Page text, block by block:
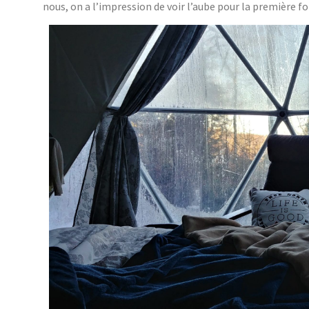
nous, on a l’impression de voir l’aube pour la première